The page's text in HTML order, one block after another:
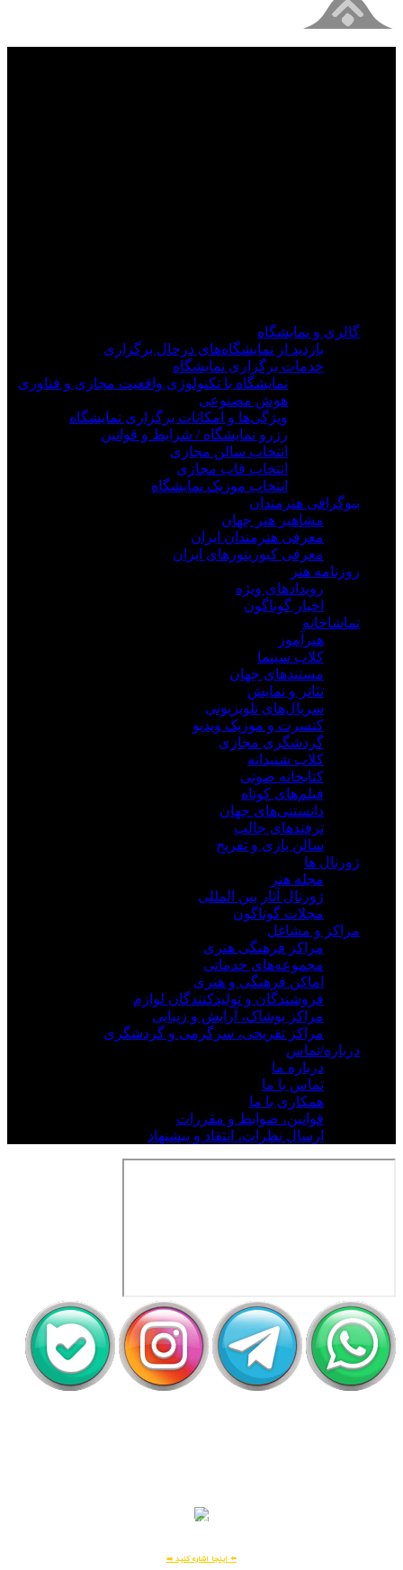
گالری و نمایشگاه
بازدید از نمایشگاه‌های درحال برگزاری
خدمات برگزاری نمایشگاه
نمایشگاه با تکنولوژی واقعیت مجازی و فناوری
هوش مصنوعی
ویژگی‌ها و امکانات برگزاری نمایشگاه
رزرو نمایشگاه / شرایط و قوانین
انتخاب سالن مجازی
انتخاب قاب مجازی
انتخاب موزیک نمایشگاه
بیوگرافی هنرمندان
مشاهیر هنر جهان
معرفی هنرمندان ایران
معرفی کیوریتورهای ایران
روزنامه هنر
رویدادهای ویژه
اخبار گوناگون
تماشاخانه
هنرآموز
کلاب سینما
مستندهای جهان
تئاتر و نمایش
سریال‌های تلویزیونی
کنسرت و موزیک ویدیو
گردشگری مجازی
کلاب شنیدانه
کتابخانه صوتی
فیلم‌های کوتاه
دانستنی‌های جهان
ترفندهای جالب
سالن بازی و تفریح
ژورنال ها
مجله هنر
ژورنال آثار بین المللی
مجلات گوناگون
مراکز و مشاغل
مراکز فرهنگی هنری
مجموعه‌های خدماتی
اماکن فرهنگی و هنری
فروشندگان و تولیدکنندگان لوازم
مراکز پوشاک، آرایش و زیبایی
مراکز تفریحی، سرگرمی و گردشگری
درباره/تماس
درباره ما
تماس با ما
همکاری با ما
قوانین، ضوابط و مقررات
ارسال نظرات، انتقاد و پیشنهاد
بسیار امن و بهینه
⬅️ اینجا اشاره کنید ➡️